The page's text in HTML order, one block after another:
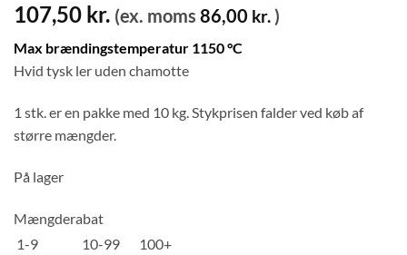
107,50 kr. (ex. moms 86,00 kr.)
Max brændingstemperatur 1150 °C
Hvid tysk ler uden chamotte
1 stk. er en pakke med 10 kg. Stykprisen falder ved køb af
større mængder.
På lager
Mængderabat
1-9
10-99
100+